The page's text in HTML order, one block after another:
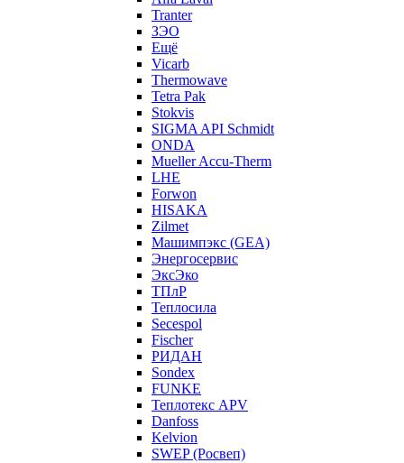
Tranter
ЗЭО
Ещё
Vicarb
Thermowave
Tetra Pak
Stokvis
SIGMA API Schmidt
ONDA
Mueller Accu-Therm
LHE
Forwon
HISAKA
Zilmet
Машимпэкс (GEA)
Энергосервис
ЭксЭко
ТПлР
Теплосила
Secespol
Fischer
РИДАН
Sondex
FUNKE
Теплотекс APV
Danfoss
Kelvion
SWEP (Росвеп)